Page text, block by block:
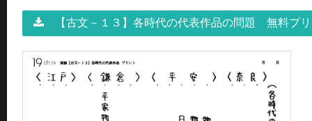
【古文－１３】各時代の代表作品の問題 無料プ